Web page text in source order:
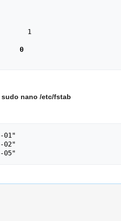
0       1
0
sudo nano /etc/fstab
01"
02"